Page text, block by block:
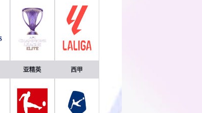
亚精英 西甲